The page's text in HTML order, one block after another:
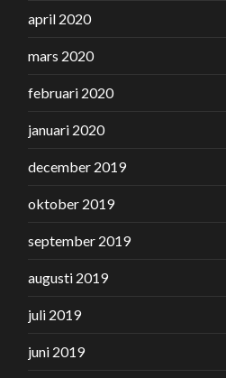
april 2020
mars 2020
februari 2020
januari 2020
december 2019
oktober 2019
september 2019
augusti 2019
juli 2019
juni 2019